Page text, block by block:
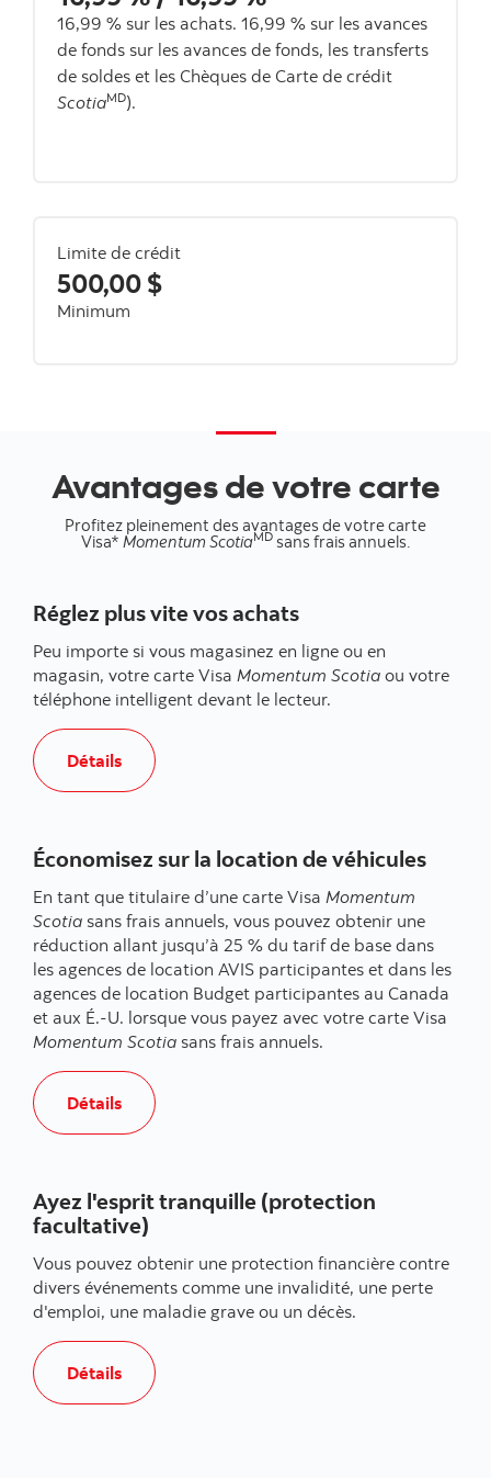
16,99 % sur les achats. 16,99 % sur les avances
de fonds sur les avances de fonds, les transferts
de soldes et les Chèques de Carte de crédit
ScotiaMD).
Limite de crédit
500,00 $
Minimum
Avantages de votre carte
Profitez pleinement des avantages de votre carte
Visa* Momentum ScotiaMDsans frais annuels.
Réglez plus vite vos achats
Peu importe si vous magasinez en ligne ou en
magasin, votre carte Visa Momentum Scotia ou votre
téléphone intelligent devant le lecteur.
Détails
, Réglez plus vite vos achats
Économisez sur la location de véhicules
En tant que titulaire d’une carte Visa Momentum
Scotia sans frais annuels, vous pouvez obtenir une
réduction allant jusqu’à 25 % du tarif de base dans
les agences de location AVIS participantes et dans les
agences de location Budget participantes au Canada
et aux É.-U. lorsque vous payez avec votre carte Visa
Momentum Scotia sans frais annuels.
Détails
, Économisez sur la location de véhicules
Ayez l'esprit tranquille (protection
facultative)
Vous pouvez obtenir une protection financière contre
divers événements comme une invalidité, une perte
d'emploi, une maladie grave ou un décès.
Détails
, Ayez l'esprit tranquille (protection facultative)